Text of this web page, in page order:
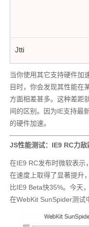
Jtti
当你使用其它支持硬件加
目时，你会发现其性能在
方面相差甚多。这种差距
间的区别。因为IE支持最
的硬件加速。
JS性能测试：IE9 RC力敌
在IE9 RC发布时微软表示
在速度上取得了显著提升
比IE9 Beta快35%。今天
在WebKit SunSpider测试